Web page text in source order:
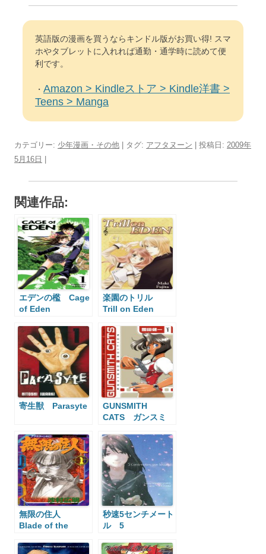
英語版の漫画を買うならキンドル版がお買い得! スマ
ホやタブレットに入れれば通勤・通学時に読めて便
利です。
・ Amazon > Kindleストア > Kindle洋書 >
Teens > Manga
カテゴリー: 少年漫画・その他 | タグ: アフタヌーン | 投稿日: 2009年
5月16日
関連作品:
エデンの檻 Cage
of Eden
楽園のトリル
Trill on Eden
寄生獣 Parasyte
GUNSMITH
CATS ガンスミ
無限の住人
Blade of the
秒速5センチメート
ル 5
Second